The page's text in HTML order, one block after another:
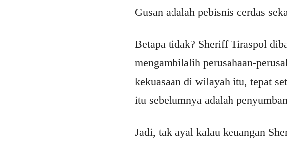
Gusan adalah pebisnis cerdas
Betapa tidak? Sheriff Tiraspol
mengambilalih perusahaan-
kekuasaan di wilayah itu, tepat
itu sebelumnya adalah
Jadi, tak ayal kalau keuangan